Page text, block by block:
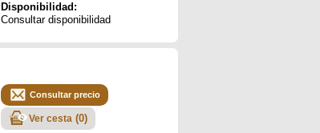
Disponibilidad:
Consultar disponibilidad
Consultar precio
Ver cesta (0)